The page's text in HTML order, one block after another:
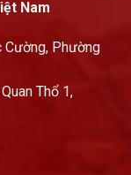
Nam
Phường
Thổ 1,